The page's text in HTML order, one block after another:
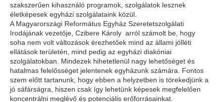
szakszerűen kihasználó programok, szolgálatok lesznek
életképesek egyházi szolgálataink közül.
A Magyarországi Református Egyház Szeretetszolgálati
Irodájának vezetője, Czibere Károly arról számolt be, hogy
soha nem volt változások érezhetőek mind az állami jólléti
ellátások területén, mind pedig az egyházi diakóniai
szolgálatokban. Mindezek hihetetlenül nagy lehetőséget és
hatalmas felelősséget jelentenek egyházunk számára. Fontos
szem előtt tartanunk, hogy ebben a helyzetben is törekedjünk a
jó sáfárságra, hiszen csak így lehetünk képesek megfelelően
koncentrálni meglévő és potenciális erőforrásainkat.